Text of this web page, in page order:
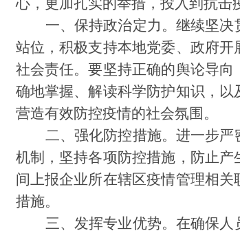
心，更加扎实的举措，投入到抗击
一、保持政治定力。继续坚
站位，积极支持本地党委、政府
社会责任。要坚持正确的舆论导
确地掌握、解读科学防护知识，以
营造有效防控疫情的社会氛围。
二、强化防控措施。进一步
机制，坚持各项防控措施，防止
间上报企业所在辖区疫情管理相
措施。
三、发挥专业优势。在确保